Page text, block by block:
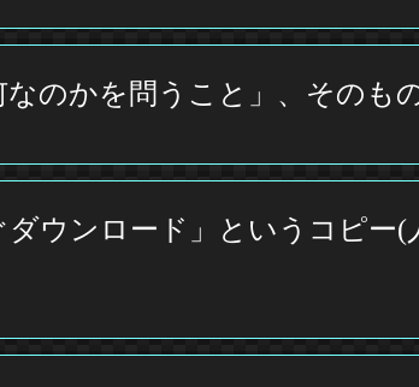
のかを問うこと」、そのも
ウンロード」というコピー